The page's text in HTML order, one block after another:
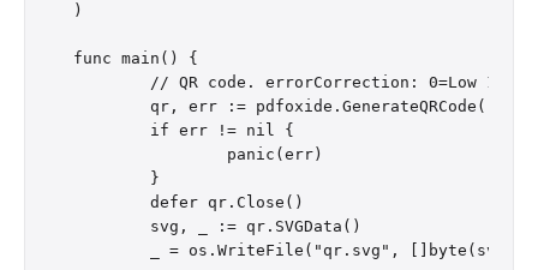
)
func main() {